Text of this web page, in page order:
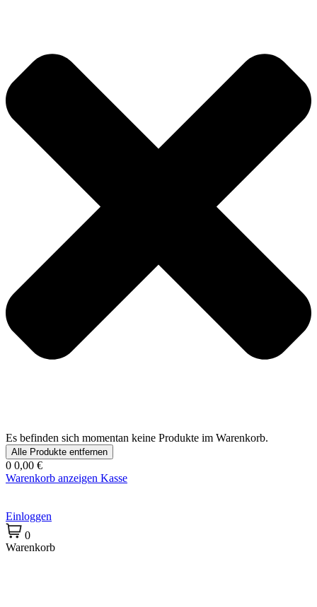
Es befinden sich momentan keine Produkte im Warenkorb.
Alle Produkte entfernen
0 0,00 €
Warenkorb anzeigen Kasse
Einloggen
0
Warenkorb